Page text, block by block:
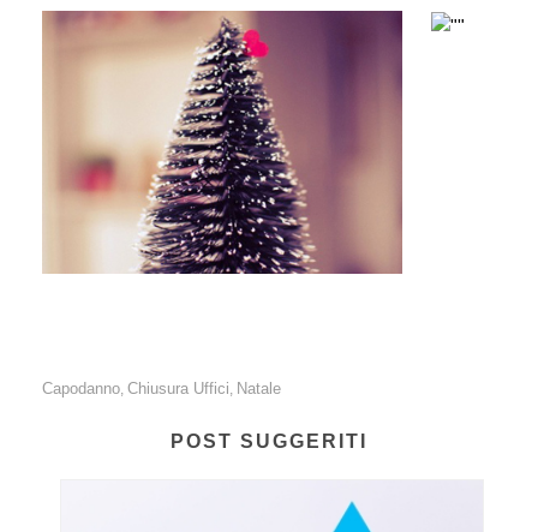
Capodanno, Chiusura Uffici, Natale
POST SUGGERITI